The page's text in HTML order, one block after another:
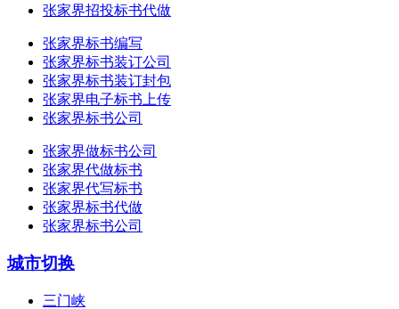
张家界招投标书代做
张家界标书编写
张家界标书装订公司
张家界标书装订封包
张家界电子标书上传
张家界标书公司
张家界做标书公司
张家界代做标书
张家界代写标书
张家界标书代做
张家界标书公司
城市切换
三门峡